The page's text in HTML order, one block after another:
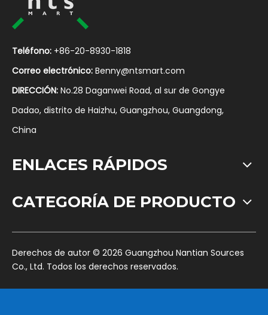
Teléfono: +86-20-8930-1818
Correo electrónico: Benny@ntsmart.com
DIRECCIÓN: No.28 Daganwei Road, al sur de Gongye
Dadao, distrito de Haizhu, Guangzhou, Guangdong,
China
ENLACES RÁPIDOS
CATEGORÍA DE PRODUCTO
​Derechos de autor © 2026 Guangzhou Nantian Sources
Co., Ltd. Todos los derechos reservados.